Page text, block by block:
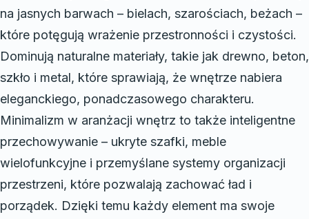
na jasnych barwach – bielach, szarościach, beżach –
które potęgują wrażenie przestronności i czystości.
Dominują naturalne materiały, takie jak drewno, beton,
szkło i metal, które sprawiają, że wnętrze nabiera
eleganckiego, ponadczasowego charakteru.
Minimalizm w aranżacji wnętrz to także inteligentne
przechowywanie – ukryte szafki, meble
wielofunkcyjne i przemyślane systemy organizacji
przestrzeni, które pozwalają zachować ład i
porządek. Dzięki temu każdy element ma swoje